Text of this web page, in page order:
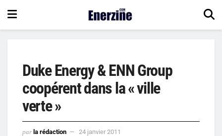
Duke Energy & ENN Group
coopérent dans la « ville
verte »
par la rédaction 24 janvier 2011